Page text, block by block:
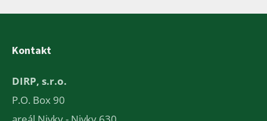
Kontakt
DIRP, s.r.o.
P.O. Box 90